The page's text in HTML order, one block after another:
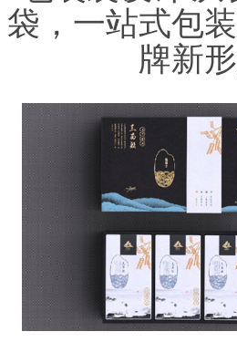
袋，一站式包
牌新